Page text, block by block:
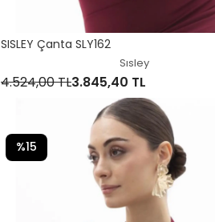
SISLEY Çanta SLY162
Sısley
4.524,00 TL3.845,40 TL
%15